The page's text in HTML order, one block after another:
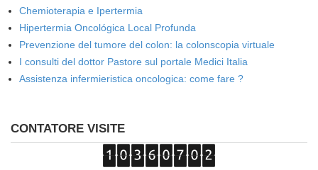
Chemioterapia e Ipertermia
Hipertermia Oncológica Local Profunda
Prevenzione del tumore del colon: la colonscopia virtuale
I consulti del dottor Pastore sul portale Medici Italia
Assistenza infermieristica oncologica: come fare ?
CONTATORE VISITE